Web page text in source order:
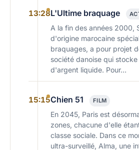
13:28L'Ultime braquage
A la fin des années 2000,
d'origine marocaine
braquages, a pour projet
société danoise qui
d'argent liquide. Pour…
15:15Chien 51 FILM
En 2045, Paris est
zones, chacune d'elle
classe sociale. Dans ce
ultra-surveillé, Alma, une